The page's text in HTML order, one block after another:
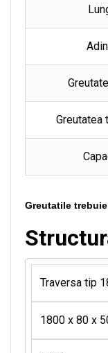
Greutatea
Greutatile
Traversa tip
1800 x 80 x